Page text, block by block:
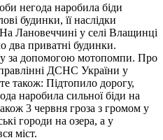
негода наробила біди
будинки, її наслідки
Лановеччині у селі Влащинці
два приватні будинки.
за допомогою мотопомпи. Про
ДСНС України у
також: Підтопило дорогу,
наробила сильної біди на
3 червня гроза з громом у
городи на озера, а у
міст.